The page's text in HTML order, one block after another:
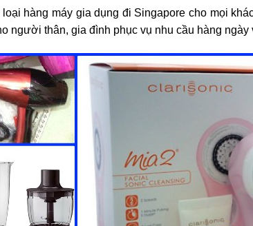
hàng máy gia dụng đi Singapore cho mọi
người thân, gia đình phục vụ nhu cầu hàng ngày